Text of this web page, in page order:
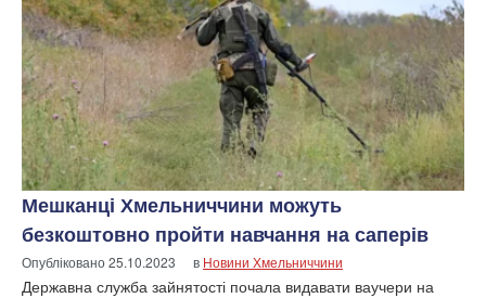
Мешканці Хмельниччини можуть
безкоштовно пройти навчання на саперів
Опубліковано25.10.2023 в Новини Хмельниччини
Державна служба зайнятості почала видавати ваучери на